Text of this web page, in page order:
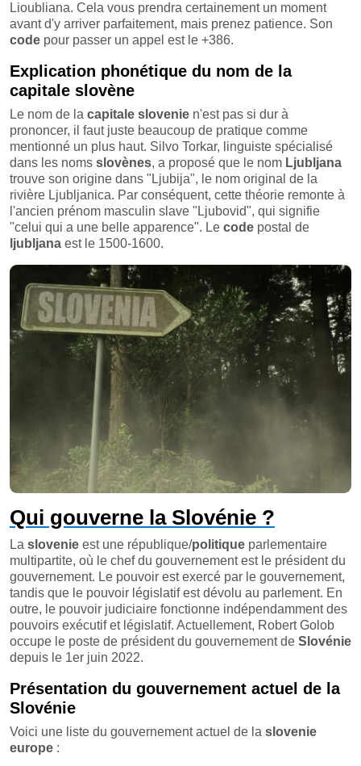
Lioubliana. Cela vous prendra certainement un moment
avant d'y arriver parfaitement, mais prenez patience. Son
code pour passer un appel est le +386.
Explication phonétique du nom de la
capitale slovène
Le nom de la capitale slovenie n'est pas si dur à
prononcer, il faut juste beaucoup de pratique comme
mentionné un plus haut. Silvo Torkar, linguiste spécialisé
dans les noms slovènes, a proposé que le nom Ljubljana
trouve son origine dans "Ljubija", le nom original de la
rivière Ljubljanica. Par conséquent, cette théorie remonte à
l'ancien prénom masculin slave "Ljubovid", qui signifie
"celui qui a une belle apparence". Le code postal de
ljubljana est le 1500-1600.
Qui gouverne la Slovénie ?
La slovenie est une république/politique parlementaire
multipartite, où le chef du gouvernement est le président du
gouvernement. Le pouvoir est exercé par le gouvernement,
tandis que le pouvoir législatif est dévolu au parlement. En
outre, le pouvoir judiciaire fonctionne indépendamment des
pouvoirs exécutif et législatif. Actuellement, Robert Golob
occupe le poste de président du gouvernement de Slovénie
depuis le 1er juin 2022.
Présentation du gouvernement actuel de la
Slovénie
Voici une liste du gouvernement actuel de la slovenie
europe :